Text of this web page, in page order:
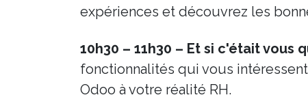
expériences et découvrez les
10h30 – 11h30 – Et si c'était vous
fonctionnalités qui vous
Odoo à votre réalité RH.